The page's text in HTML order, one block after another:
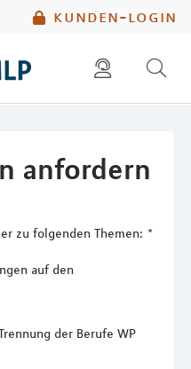
kunden-login
anfordern
zu folgenden Themen: *
auf den
der Berufe WP